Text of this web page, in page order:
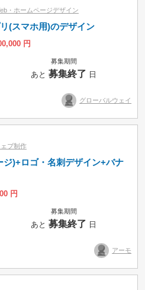
・ホームページデザイン
(スマホ用)のデザイン
円
募集期間
あと募集終了 日
グローバルウェイ
ェブ制作
)+ロゴ・名刺デザイン+バナ
円
募集期間
あと募集終了 日
アーモ